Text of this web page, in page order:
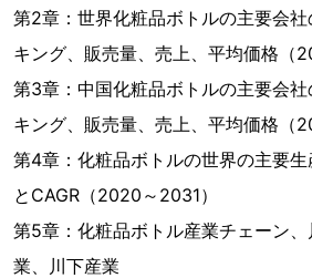
第2章：世界化粧品ボトルの主要会
キング、販売量、売上、平均価格（
第3章：中国化粧品ボトルの主要会
キング、販売量、売上、平均価格（
第4章：化粧品ボトルの世界の主要生
とCAGR（2020～2031）
第5章：化粧品ボトル産業チェーン
業、川下産業